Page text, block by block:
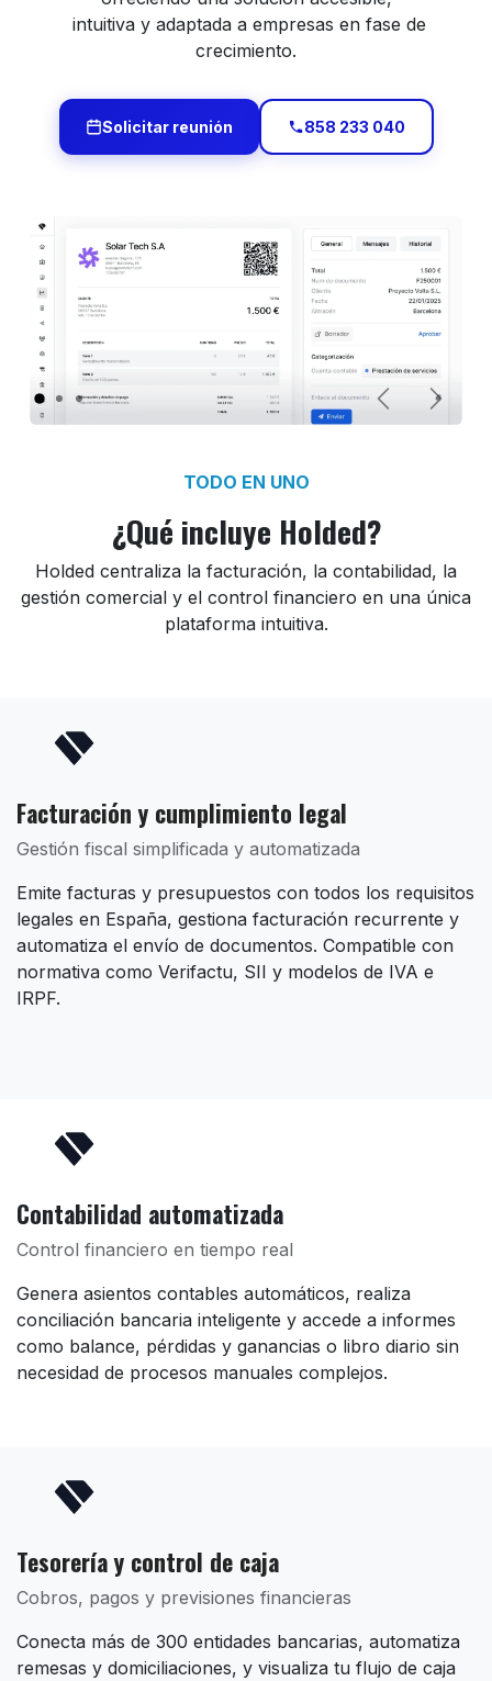
intuitiva y adaptada a empresas en fase de
crecimiento.
Solicitar reunión 858 233 040
Anterior
TODO EN UNO
¿Qué incluye Holded?
Holded centraliza la facturación, la contabilidad, la
gestión comercial y el control financiero en una única
plataforma intuitiva.
Facturación y cumplimiento legal
Gestión fiscal simplificada y automatizada
Emite facturas y presupuestos con todos los requisitos
legales en España, gestiona facturación recurrente y
automatiza el envío de documentos. Compatible con
normativa como Verifactu, SII y modelos de IVA e
IRPF.
Contabilidad automatizada
Control financiero en tiempo real
Genera asientos contables automáticos, realiza
conciliación bancaria inteligente y accede a informes
como balance, pérdidas y ganancias o libro diario sin
necesidad de procesos manuales complejos.
Tesorería y control de caja
Cobros, pagos y previsiones financieras
Conecta más de 300 entidades bancarias, automatiza
remesas y domiciliaciones, y visualiza tu flujo de caja